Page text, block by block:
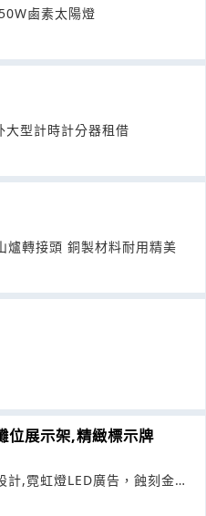
視廣告製作鹵素燈系列 650W鹵素太陽燈
大型計時計分器租借
爐轉接頭 銅製材料耐用精美
位展示架,精緻標示牌
,霓虹燈LED廣告，蝕刻金屬